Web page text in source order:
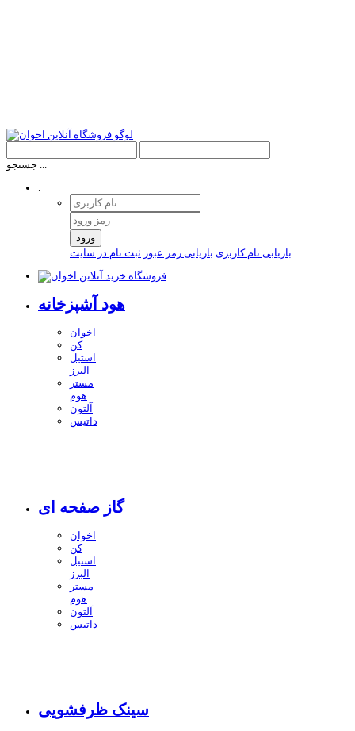
جستجو ...
.
ورود
بازیابی نام کاربری بازیابی رمز عبور ثبت نام در سایت
هود آشپزخانه
اخوان
کن
استیل
البرز
مستر
هوم
آلتون
داتیس
گاز صفحه ای
اخوان
کن
استیل
البرز
مستر
هوم
آلتون
داتیس
سینک ظرفشویی